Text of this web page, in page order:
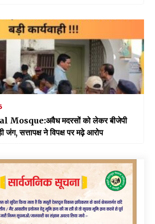
मदरसों को लेकर बीजेपी
सत्तापक्ष ने विपक्ष पर मढ़े आरोप